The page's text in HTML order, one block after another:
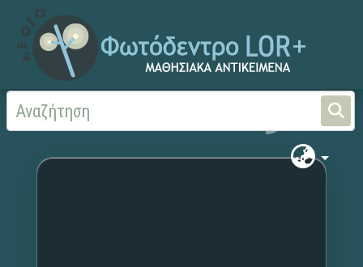
Αρχική Χωρίς τίτλο